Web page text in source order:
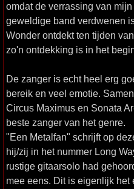
omdat de verrassing van
geweldige band verdwenen
Wonder ontdekt ten tijden
zo'n ontdekking is in het
De zanger is echt heel erg
bereik en veel emotie.
Circus Maximus en Sonata
beste zanger van het genre.
"Een Metalfan" schrijft op
hij/zij in het nummer Long
rustige gitaarsolo had
mee eens. Dit is eigenlijk